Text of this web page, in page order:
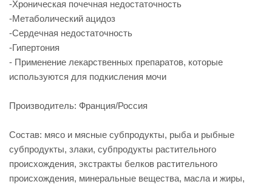
-Хроническая почечная недостаточность
-Метаболический ацидоз
-Сердечная недостаточность
-Гипертония
- Применение лекарственных препаратов, которые
используются для подкисления мочи
Производитель: Франция/Россия
Состав: мясо и мясные субпродукты, рыба и рыбные
субпродукты, злаки, субпродукты растительного
происхождения, экстракты белков растительного
происхождения, минеральные вещества, масла и жиры,